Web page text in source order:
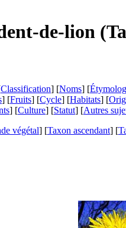
de-lion (
Classification] [Noms] [
] [Fruits] [Cycle] [Habitats] [
] [Culture] [Statut] [Autres
végétal] [Taxon ascendant] [